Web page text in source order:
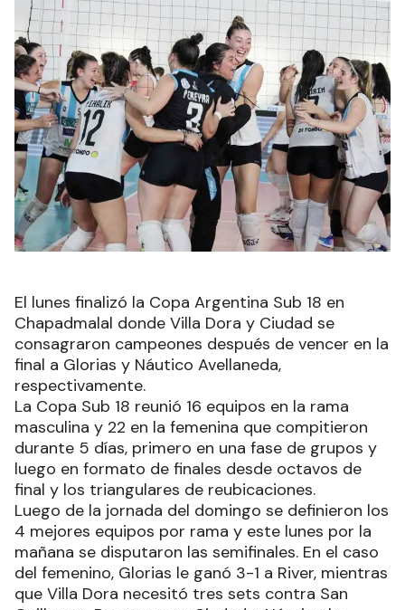
El lunes finalizó la Copa Argentina Sub 18 en
Chapadmalal donde Villa Dora y Ciudad se
consagraron campeones después de vencer en la
final a Glorias y Náutico Avellaneda,
respectivamente.
La Copa Sub 18 reunió 16 equipos en la rama
masculina y 22 en la femenina que compitieron
durante 5 días, primero en una fase de grupos y
luego en formato de finales desde octavos de
final y los triangulares de reubicaciones.
Luego de la jornada del domingo se definieron los
4 mejores equipos por rama y este lunes por la
mañana se disputaron las semifinales. En el caso
del femenino, Glorias le ganó 3-1 a River, mientras
que Villa Dora necesitó tres sets contra San